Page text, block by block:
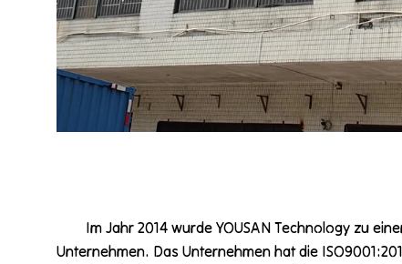
Im Jahr 2014 wurde YOUSAN Technology zu
Unternehmen. Das Unternehmen hat die